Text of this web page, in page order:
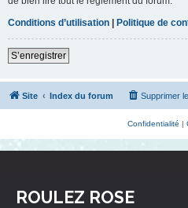
Conditions d’utilisation | Politique de
S’enregistrer
Site Index du forum Supprimer
Confidentialité |
ROULEZ ROSE